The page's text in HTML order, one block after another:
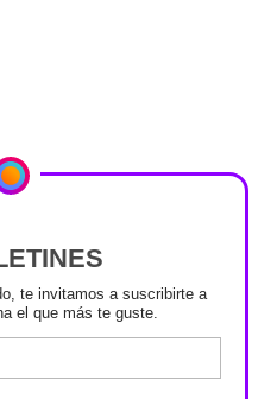
te invitamos a suscribirte a
el que más te guste.